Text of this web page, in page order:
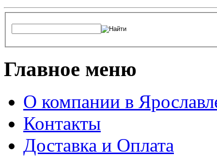
Главное меню
О компании в
Контакты
Доставка и Оплата